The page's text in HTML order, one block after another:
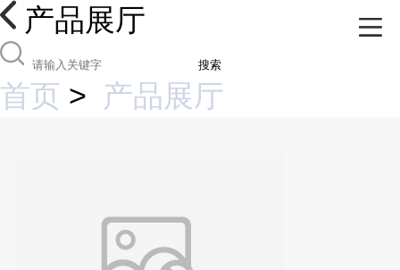
产品展厅
搜索
首页 > 产品展厅